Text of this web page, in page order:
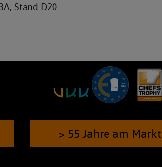
Stand D20.
> 55 Jahre am Markt